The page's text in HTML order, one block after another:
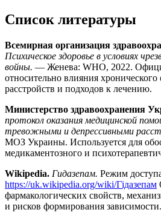
Список литературы
Всемирная организация
Психическое здоровье в условиях
войны. — Женева: WHO, 2022.
относительно влияния
расстройств и подходов к лечению.
Министерство здравоохранения
протокол оказания медицинской
тревожными и депрессивными
МОЗ Украины. Используется для
медикаментозного и
Wikipedia. Гидазепам. Режим
https://uk.wikipedia.org/wiki/Гідазепам
фармакологических свойств,
и рисков формирования зависимости.